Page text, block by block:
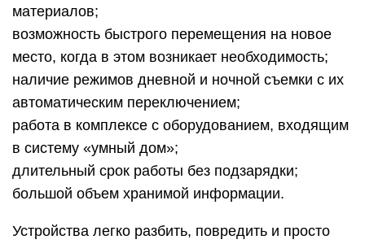
материалов;
возможность быстрого перемещения на новое
место, когда в этом возникает необходимость;
наличие режимов дневной и ночной съемки с их
автоматическим переключением;
работа в комплексе с оборудованием, входящим
в систему «умный дом»;
длительный срок работы без подзарядки;
большой объем хранимой информации.
Устройства легко разбить, повредить и просто